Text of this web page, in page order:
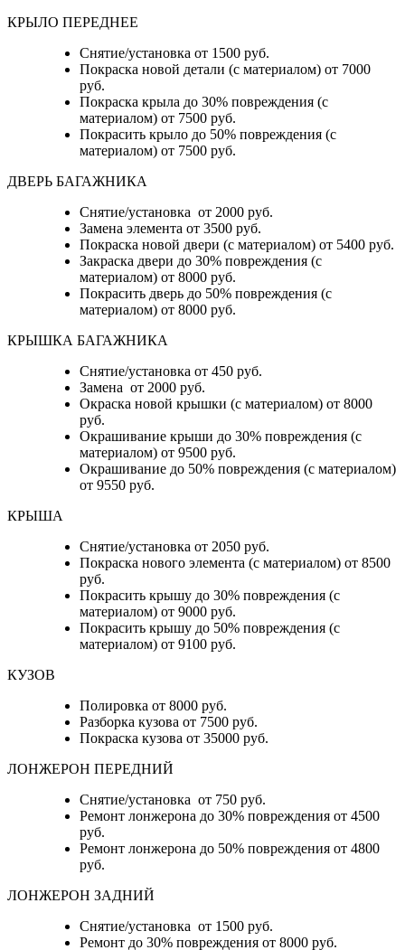
КРЫЛО ПЕРЕДНЕЕ
Снятие/установка от 1500 руб.
Покраска новой детали (с материалом) от 7000
руб.
Покраска крыла до 30% повреждения (с
материалом) от 7500 руб.
Покрасить крыло до 50% повреждения (с
материалом) от 7500 руб.
ДВЕРЬ БАГАЖНИКА
Снятие/установка от 2000 руб.
Замена элемента от 3500 руб.
Покраска новой двери (с материалом) от 5400 руб.
Закраска двери до 30% повреждения (с
материалом) от 8000 руб.
Покрасить дверь до 50% повреждения (с
материалом) от 8000 руб.
КРЫШКА БАГАЖНИКА
Снятие/установка от 450 руб.
Замена от 2000 руб.
Окраска новой крышки (с материалом) от 8000
руб.
Окрашивание крыши до 30% повреждения (с
материалом) от 9500 руб.
Окрашивание до 50% повреждения (с материалом)
от 9550 руб.
КРЫША
Снятие/установка от 2050 руб.
Покраска нового элемента (с материалом) от 8500
руб.
Покрасить крышу до 30% повреждения (с
материалом) от 9000 руб.
Покрасить крышу до 50% повреждения (с
материалом) от 9100 руб.
КУЗОВ
Полировка от 8000 руб.
Разборка кузова от 7500 руб.
Покраска кузова от 35000 руб.
ЛОНЖЕРОН ПЕРЕДНИЙ
Снятие/установка от 750 руб.
Ремонт лонжерона до 30% повреждения от 4500
руб.
Ремонт лонжерона до 50% повреждения от 4800
руб.
ЛОНЖЕРОН ЗАДНИЙ
Снятие/установка от 1500 руб.
Ремонт до 30% повреждения от 8000 руб.